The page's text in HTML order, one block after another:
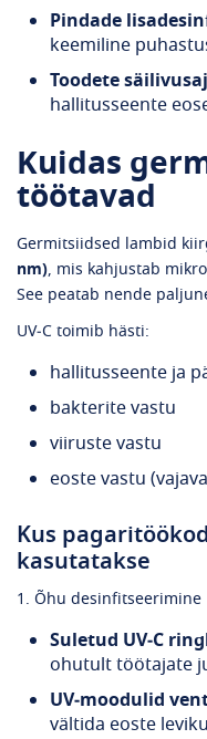
Pindade
keemiline
Toodete
hallitusseente
Kuidas
töötavad
Germitsiidsed lambid
nm), mis kahjustab
See peatab nende
UV‑C toimib hästi:
hallitusseente ja
bakterite vastu
viiruste vastu
eoste vastu
Kus
kasutatakse
1. Õhu desinfitseerimine
Suletud UV‑C
ohutult töötajate
UV‑moodulid
vältida eoste